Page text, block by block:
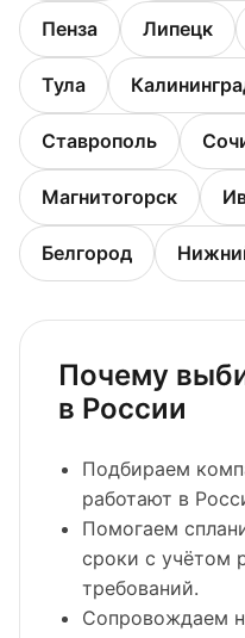
Пенза Липецк
Тула
Ставрополь
Магнитогорск
Белгород
Почему
в России
Подбираем
работают в
Помогаем
сроки с учётом
требований.
Сопровождаем